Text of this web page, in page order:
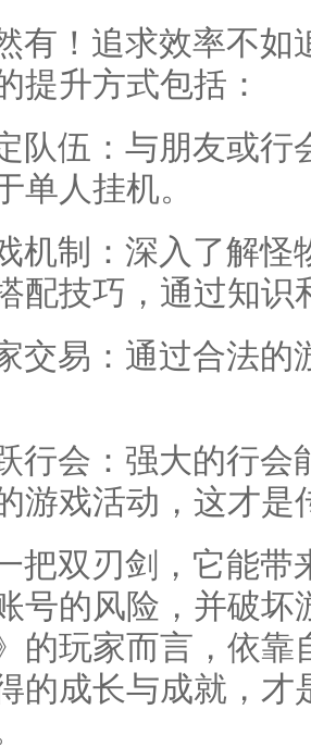
有！追求效率不如
提升方式包括：
队伍：与朋友或行
单人挂机。
机制：深入了解怪
配技巧，通过知识
交易：通过合法的
行会：强大的行
游戏活动，这才是
把双刃剑，它能带
号的风险，并破
的玩家而言，依靠
的成长与成就，才